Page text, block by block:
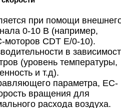
при помощи
0-10 В (например,
моторов CDT E/0-10).
в
(уровень температуры,
и т.д).
параметра, ЕС-
вращения для
расхода воздуха.